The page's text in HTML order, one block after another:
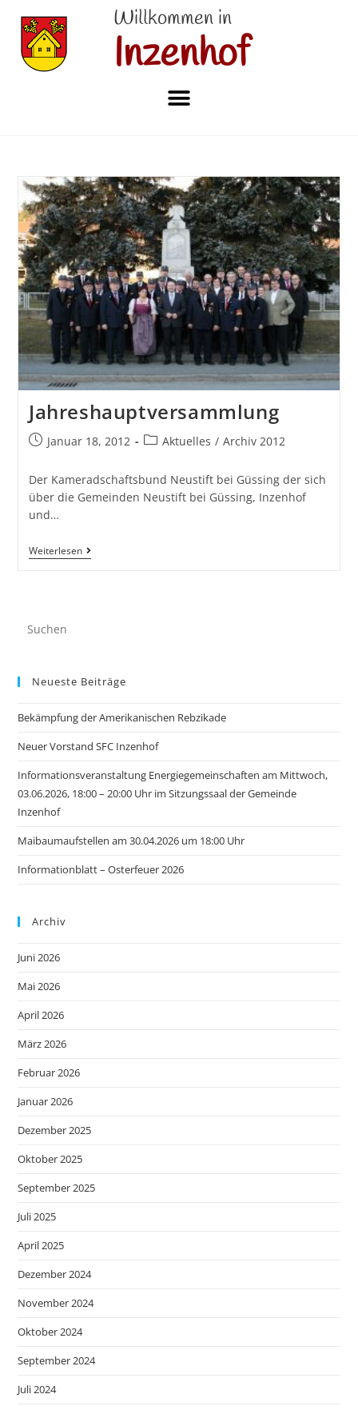
Willkommen in
Inzenhof
Jahreshauptversammlung
Januar 18, 2012 Aktuelles / Archiv 2012
Der Kameradschaftsbund Neustift bei Güssing der sich
über die Gemeinden Neustift bei Güssing, Inzenhof
und…
Weiterlesen
Neueste Beiträge
Bekämpfung der Amerikanischen Rebzikade
Neuer Vorstand SFC Inzenhof
Informationsveranstaltung Energiegemeinschaften am Mittwoch,
03.06.2026, 18:00 – 20:00 Uhr im Sitzungssaal der Gemeinde
Inzenhof
Maibaumaufstellen am 30.04.2026 um 18:00 Uhr
Informationblatt – Osterfeuer 2026
Archiv
Juni 2026
Mai 2026
April 2026
März 2026
Februar 2026
Januar 2026
Dezember 2025
Oktober 2025
September 2025
Juli 2025
April 2025
Dezember 2024
November 2024
Oktober 2024
September 2024
Juli 2024